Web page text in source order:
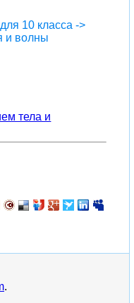
10 класса ->
и волны
тела и
.